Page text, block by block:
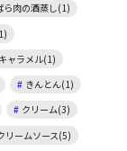
ら肉の酒蒸し(1)
キャラメル(1)
きんとん(1)
クリーム(3)
リームソース(5)